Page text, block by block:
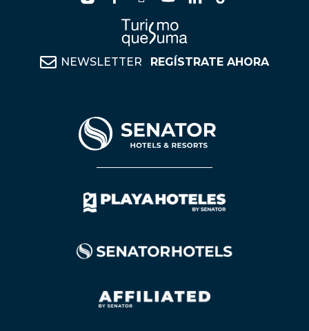
NEWSLETTER REGÍSTRATE AHORA